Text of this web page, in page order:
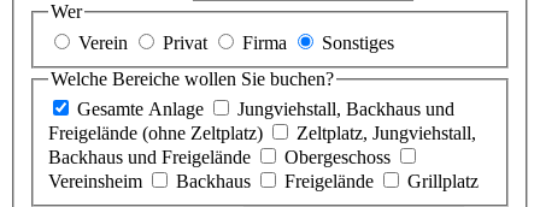
Wer
Verein
Privat Firma
Sonstiges
Welche Bereiche wollen Sie buchen?
Gesamte Anlage
Jungviehstall, Backhaus und
Freigelände (ohne Zeltplatz)
Zeltplatz, Jungviehstall,
Backhaus und Freigelände
Obergeschoss
Vereinsheim
Backhaus Freigelände
Grillplatz